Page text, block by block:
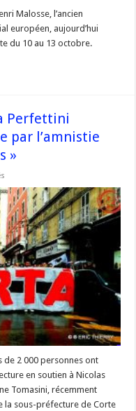
Malosse, l’ancien
européen, aujourd’hui
du 10 au 13 octobre.
Perfettini
par l’amnistie
»
–
Francescu
Maria
Perfettini
@CGCCorte
« la
paix
passe
par
l’amnistie
des
prisonniers
politiques »
de 2 000 personnes ont
en soutien à Nicolas
Tomasini, récemment
la sous-préfecture de Corte